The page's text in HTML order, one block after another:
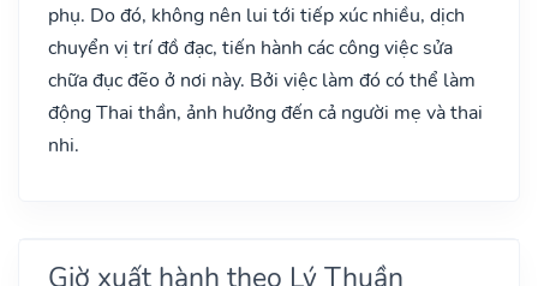
phụ. Do đó, không nên lui tới tiếp xúc nhiều, dịch
chuyển vị trí đồ đạc, tiến hành các công việc sửa
chữa đục đẽo ở nơi này. Bởi việc làm đó có thể làm
động Thai thần, ảnh hưởng đến cả người mẹ và thai
nhi.
Giờ xuất hành theo Lý Thuần